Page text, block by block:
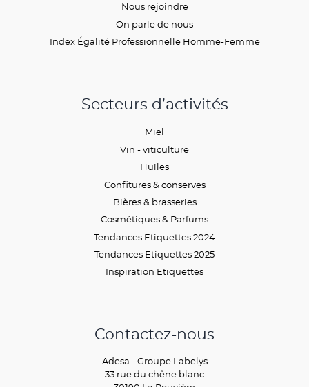
Nous rejoindre
On parle de nous
Index Égalité Professionnelle Homme-Femme
Secteurs d’activités
Miel
Vin - viticulture
Huiles
Confitures & conserves
Bières & brasseries
Cosmétiques & Parfums
Tendances Etiquettes 2024
Tendances Etiquettes 2025
Inspiration Etiquettes
Contactez-nous
Adesa - Groupe Labelys
33 rue du chêne blanc